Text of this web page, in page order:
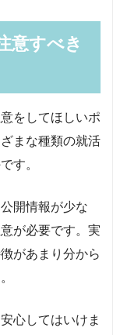
意すべき
をしてほしいポ
まな種類の就活
す。
開情報が少な
が必要です。実
があまり分から
心してはいけま